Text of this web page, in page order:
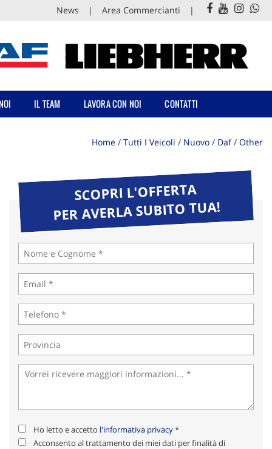
News Area Commercianti
IL TEAM LAVORA CON NOI CONTATTI
Home / Tutti I Veicoli / Nuovo / Daf/ Other
SCOPRI L'OFFERTA
PER AVERLA SUBITO TUA!
Ho letto e accetto l'informativa privacy*
Acconsento al trattamento dei miei dati per finalità di